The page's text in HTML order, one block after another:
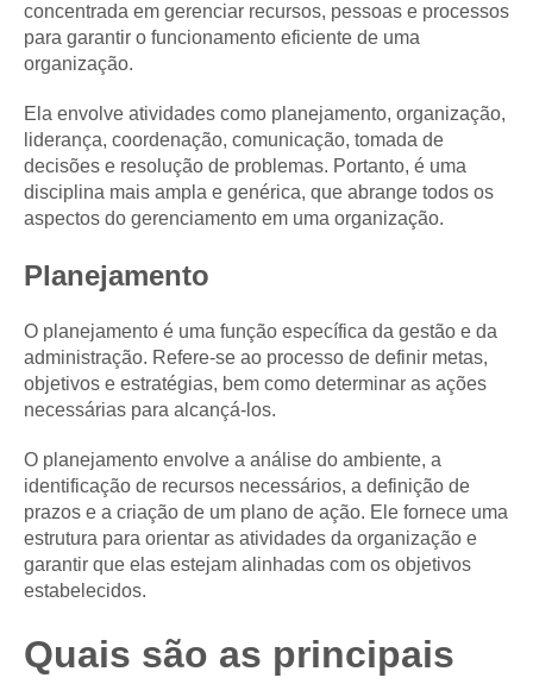
concentrada em gerenciar recursos, pessoas e processos
para garantir o funcionamento eficiente de uma
organização.
Ela envolve atividades como planejamento, organização,
liderança, coordenação, comunicação, tomada de
decisões e resolução de problemas. Portanto, é uma
disciplina mais ampla e genérica, que abrange todos os
aspectos do gerenciamento em uma organização.
Planejamento
O planejamento é uma função específica da gestão e da
administração. Refere-se ao processo de definir metas,
objetivos e estratégias, bem como determinar as ações
necessárias para alcançá-los.
O planejamento envolve a análise do ambiente, a
identificação de recursos necessários, a definição de
prazos e a criação de um plano de ação. Ele fornece uma
estrutura para orientar as atividades da organização e
garantir que elas estejam alinhadas com os objetivos
estabelecidos.
Quais são as principais